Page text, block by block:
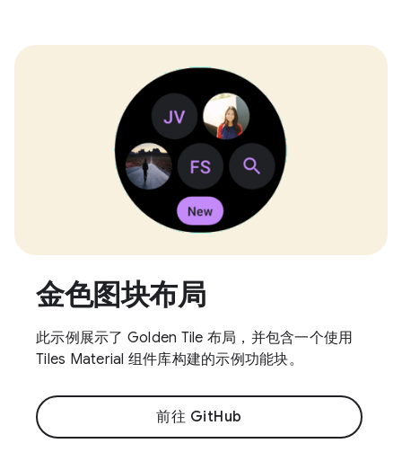
金色图块布局
此示例展示了 Golden Tile 布局，并包含一个使用
Tiles Material 组件库构建的示例功能块。
前往 GitHub